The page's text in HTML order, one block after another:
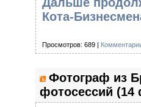
Кота-
Просмотров: 689 |
Фотограф из
фотосессий (14